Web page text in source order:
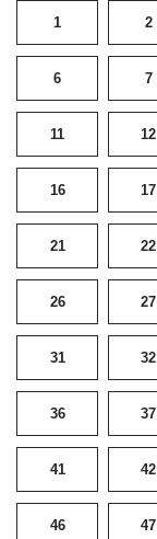
1 2
6 7
11 12
16 17
21 22
26 27
31 32
36 37
41 42
46 47